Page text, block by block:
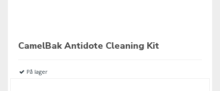
CamelBak Antidote Cleaning Kit
På lager